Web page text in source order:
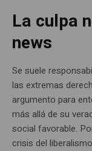
La culpa
news
Se suele
las extremas
argumento para
más allá de su
social favorable.
crisis del